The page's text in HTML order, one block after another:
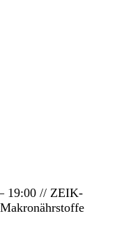
19:00 // ZEIK-